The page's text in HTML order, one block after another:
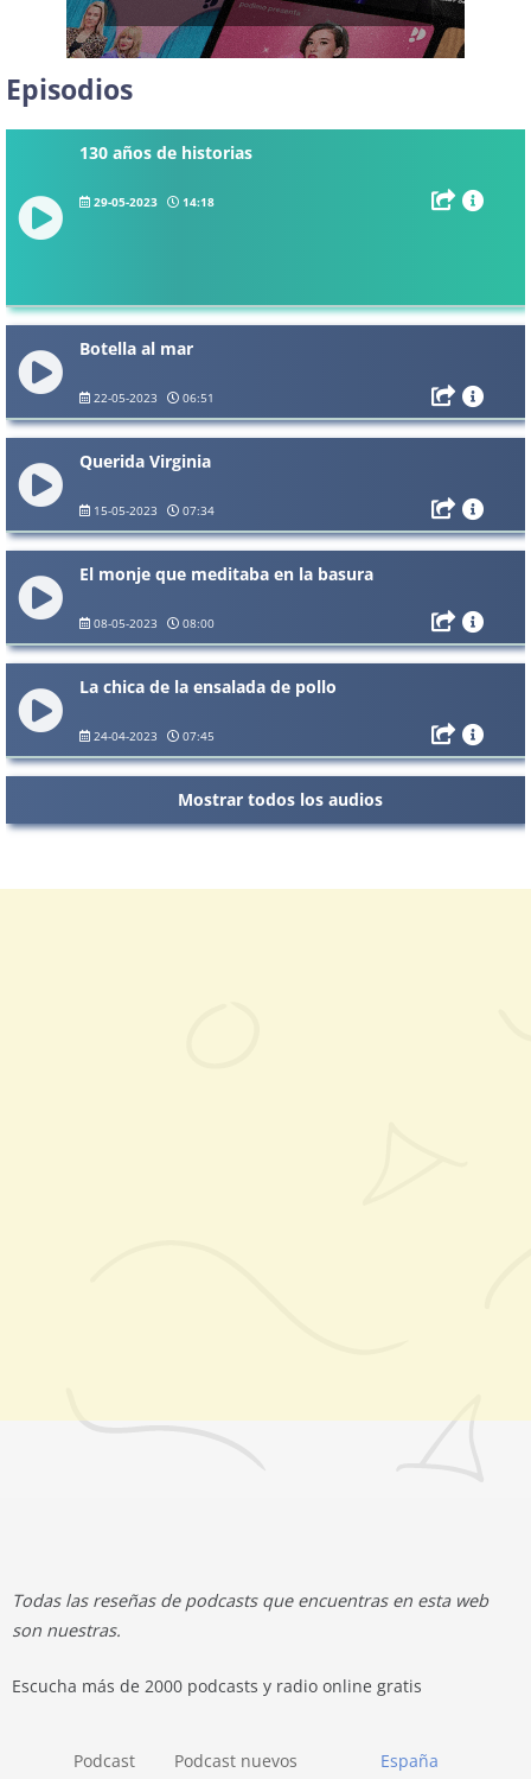
Episodios
130 años de historias
29-05-2023 14:18
Botella al mar
22-05-2023 06:51
Querida Virginia
15-05-2023 07:34
El monje que meditaba en la basura
08-05-2023 08:00
La chica de la ensalada de pollo
24-04-2023 07:45
Mostrar todos los audios
Todas las reseñas de podcasts que encuentras en esta web
son nuestras.
Escucha más de 2000 podcasts y radio online gratis
España
Podcast Podcast nuevos